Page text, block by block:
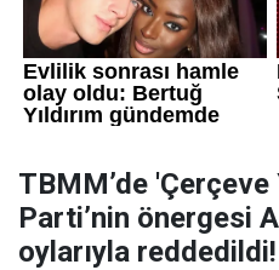
TBMM’de
Parti’nin önergesi
oylarıyla reddedildi!